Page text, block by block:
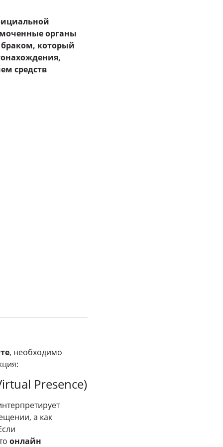
органы
который
средств
, необходимо
Presence)
а как
онлайн